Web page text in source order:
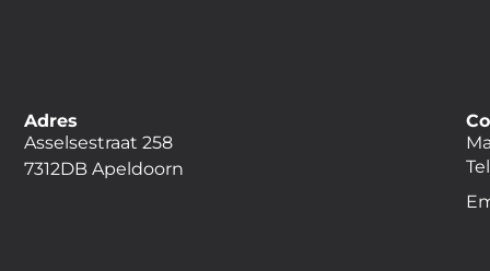
Adres
Asselsestraat 258
7312DB Apeldoorn